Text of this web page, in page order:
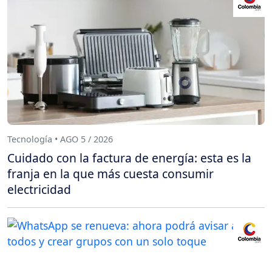
Tecnología • AGO 5 / 2026
Cuidado con la factura de energía: esta es la
franja en la que más cuesta consumir
electricidad